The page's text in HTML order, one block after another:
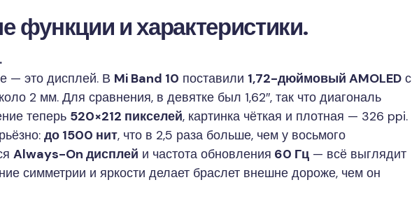
функции и характеристики.
— это дисплей. В Mi Band 10 поставили 1,72-дюймовый AMOLED с
2 мм. Для сравнения, в девятке был 1,62″, так что диагональ
теперь 520×212 пикселей, картинка чёткая и плотная — 326 ppi.
до 1500 нит, что в 2,5 раза больше, чем у восьмого
Always-On дисплей и частота обновления 60 Гц — всё выглядит
симметрии и яркости делает браслет внешне дороже, чем он